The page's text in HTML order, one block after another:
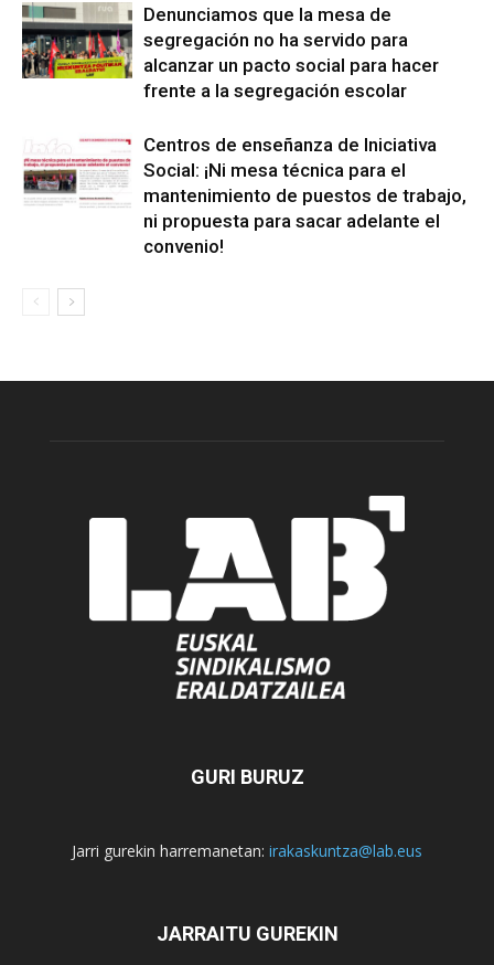
Denunciamos que la mesa de
segregación no ha servido para
alcanzar un pacto social para hacer
frente a la segregación escolar
Centros de enseñanza de Iniciativa
Social: ¡Ni mesa técnica para el
mantenimiento de puestos de trabajo,
ni propuesta para sacar adelante el
convenio!
GURI BURUZ
Jarri gurekin harremanetan: irakaskuntza@lab.eus
JARRAITU GUREKIN